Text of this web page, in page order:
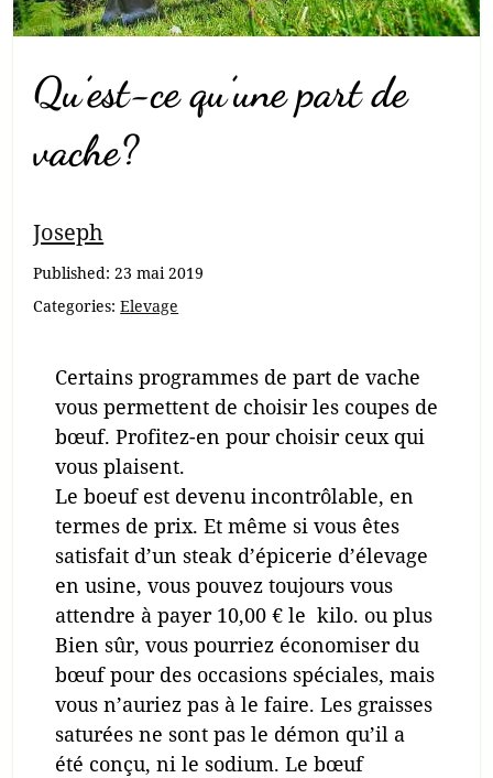
Qu’est-ce qu’une part de
vache?
Joseph
Published:23 mai 2019
Categories:Elevage
Certains programmes de part de vache
vous permettent de choisir les coupes de
bœuf. Profitez-en pour choisir ceux qui
vous plaisent.
Le boeuf est devenu incontrôlable, en
termes de prix. Et même si vous êtes
satisfait d’un steak d’épicerie d’élevage
en usine, vous pouvez toujours vous
attendre à payer 10,00 € le kilo. ou plus
Bien sûr, vous pourriez économiser du
bœuf pour des occasions spéciales, mais
vous n’auriez pas à le faire. Les graisses
saturées ne sont pas le démon qu’il a
été conçu, ni le sodium. Le bœuf